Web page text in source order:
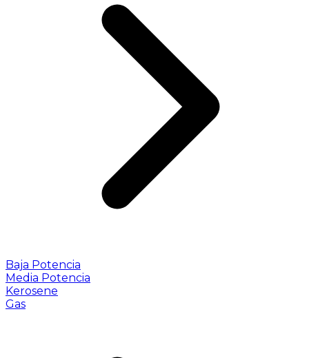
Baja Potencia
Media Potencia
Kerosene
Gas